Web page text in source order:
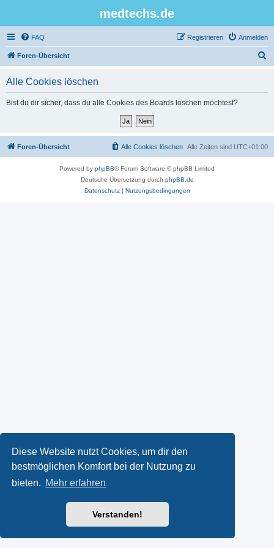
Diese Website nutzt Cookies, um dir den
bestmöglichen Komfort bei der Nutzung zu
bieten. Mehr erfahren
Verstanden!
medtechs.de
FAQ Anmelden
Registrieren
Foren-Übersicht
Alle Cookies löschen
Bist du dir sicher, dass du alle Cookies des Boards löschen möchtest?
Foren-Übersicht Alle Zeiten sind UTC+01:00
Alle Cookies löschen
Powered by phpBB® Forum Software © phpBB Limited
Deutsche Übersetzung durch phpBB.de
Datenschutz| Nutzungsbedingungen